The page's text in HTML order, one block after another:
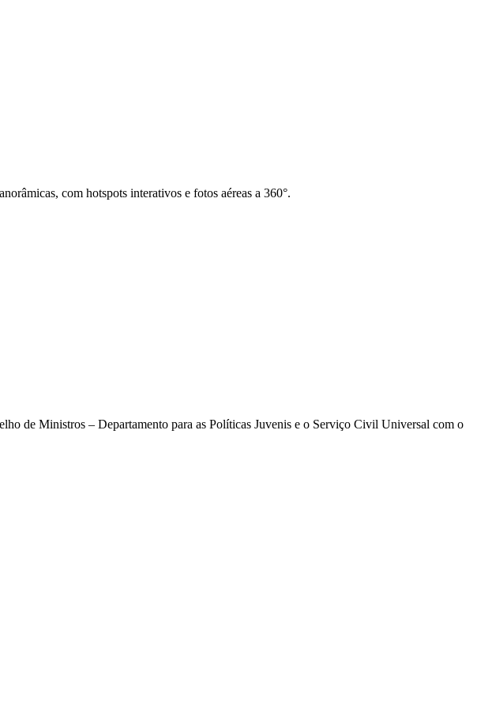
com hotspots interativos e fotos aéreas a 360°.
de Ministros – Departamento para as Políticas Juvenis e o Serviço Civil Universal com o